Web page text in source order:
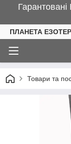
ПЛАНЕТА
Товари та